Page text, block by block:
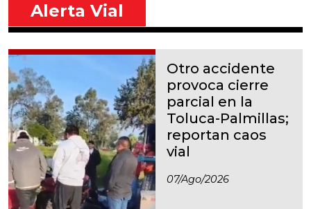
Alerta Vial
Otro accidente
provoca cierre
parcial en la
Toluca-Palmillas;
reportan caos
vial
07/ago/2026